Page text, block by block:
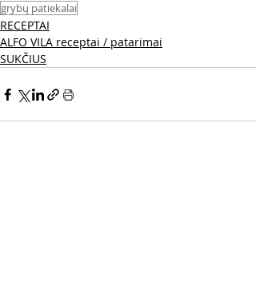
grybų patiekalai
RECEPTAI
ALFO VILA receptai / patarimai
SUKČIUS